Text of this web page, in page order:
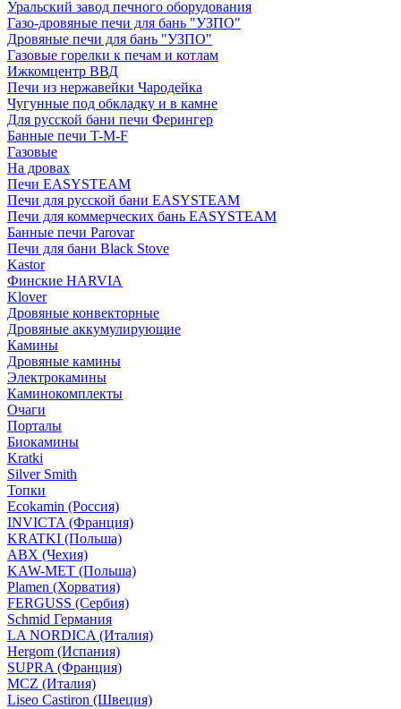
Уральский завод печного оборудования
Газо-дровяные печи для бань "УЗПО"
Дровяные печи для бань "УЗПО"
Газовые горелки к печам и котлам
Ижкомцентр ВВД
Печи из нержавейки Чародейка
Чугунные под обкладку и в камне
Для русской бани печи Ферингер
Банные печи T-M-F
Газовые
На дровах
Печи EASYSTEAM
Печи для русской бани EASYSTEAM
Печи для коммерческих бань EASYSTEAM
Банные печи Parovar
Печи для бани Black Stove
Kastor
Финские HARVIA
Klover
Дровяные конвекторные
Дровяные аккумулирующие
Камины
Дровяные камины
Электрокамины
Каминокомплекты
Очаги
Порталы
Биокамины
Kratki
Silver Smith
Топки
Ecokamin (Россия)
INVICTA (Франция)
KRATKI (Польша)
ABX (Чехия)
KAW-MET (Польша)
Plamen (Хорватия)
FERGUSS (Сербия)
Schmid Германия
LA NORDICA (Италия)
Hergom (Испания)
SUPRA (Франция)
MCZ (Италия)
Liseo Castiron (Швеция)